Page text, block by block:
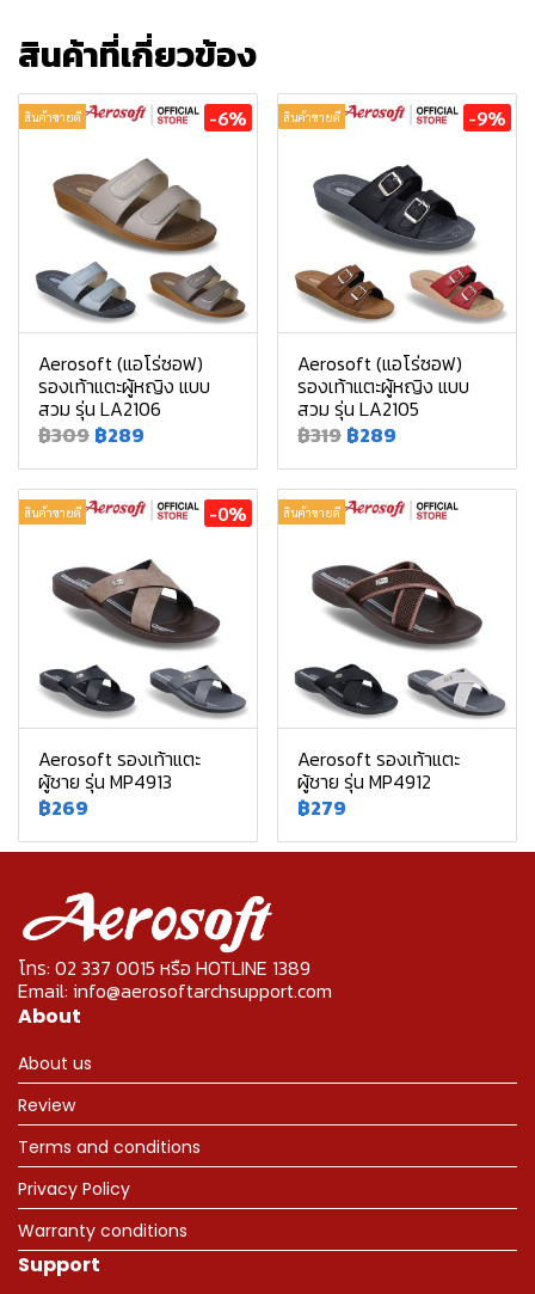
สินค้าที่เกี่ยวข้อง
สินค้าขายดี -6%
Aerosoft (แอโร่ซอฟ)
รองเท้าแตะผู้หญิง แบบ
สวม รุ่น LA2106
฿309 ฿289
สินค้าขายดี -9%
Aerosoft (แอโร่ซอฟ)
รองเท้าแตะผู้หญิง แบบ
สวม รุ่น LA2105
฿319 ฿289
สินค้าขายดี -0%
Aerosoft รองเท้าแตะ
ผู้ชาย รุ่น MP4913
฿269
สินค้าขายดี
Aerosoft รองเท้าแตะ
ผู้ชาย รุ่น MP4912
฿279
โทร: 02 337 0015 หรือ HOTLINE 1389
Email: info@aerosoftarchsupport.com
About
About us
Review
Terms and conditions
Privacy Policy
Warranty conditions
Support